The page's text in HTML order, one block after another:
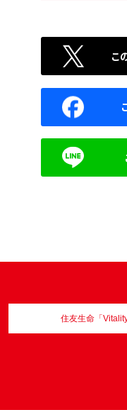
こ
住友生命「